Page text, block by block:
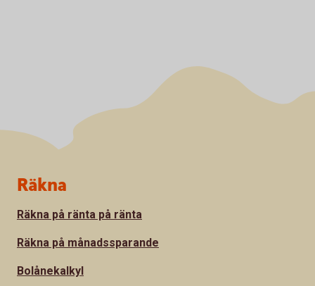
Sidfot
Räkna
Räkna på ränta på ränta
Räkna på månadssparande
Bolånekalkyl